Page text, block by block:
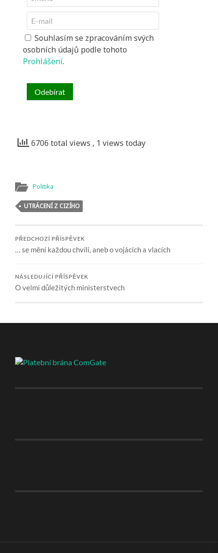
Souhlasím se zpracováním svých
osobních údajů podle tohoto
Prohlášení.
6706 total views , 1 views today
Politika
UTRÁCENÍ Z CIZÍHO
PŘEDCHOZÍ PŘÍSPĚVEK
… se mění každou chvíli, aneb o vojácích a vlacích
NÁSLEDUJÍCÍ PŘÍSPĚVEK
O velmi důležitých ministerstvech